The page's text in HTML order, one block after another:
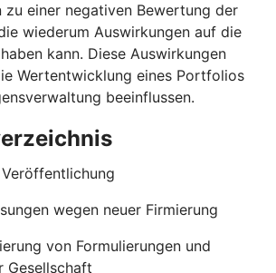
zu einer negativen Bewertung der
wiederum Auswirkungen auf die
kann. Diese Auswirkungen
Wertentwicklung eines Portfolios
beeinflussen.
wegen neuer Firmierung
von Formulierungen und
Gesellschaft